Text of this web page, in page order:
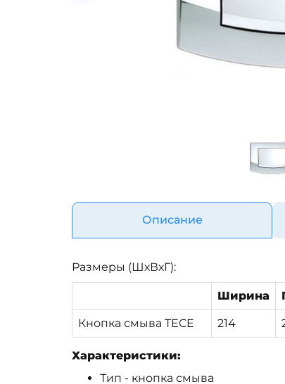
Описание
Размеры (ШхВхГ):
Ширина
Кнопка смыва TECE 214
Характеристики:
Тип - кнопка смыва